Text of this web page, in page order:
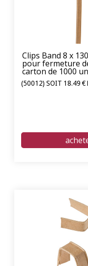
Clips Band 8 x
pour fermeture
carton de 1000
(50012) SOIT 18.49 €